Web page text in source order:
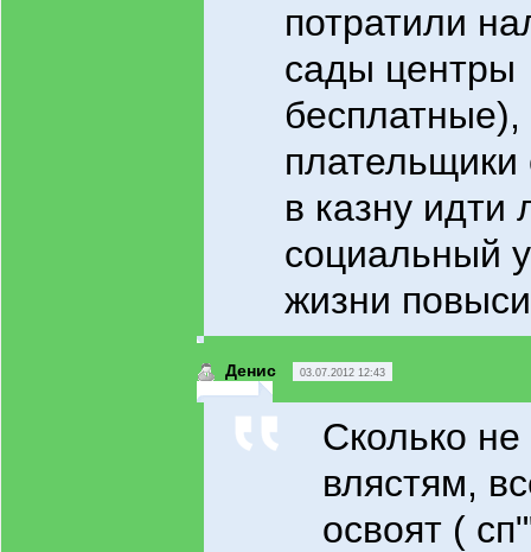
потратили
сады центры
бесплатные),
плательщики
в казну
социальный
жизни
Денис 03.07.2012 12:43
Сколько
влястям,
освоят (